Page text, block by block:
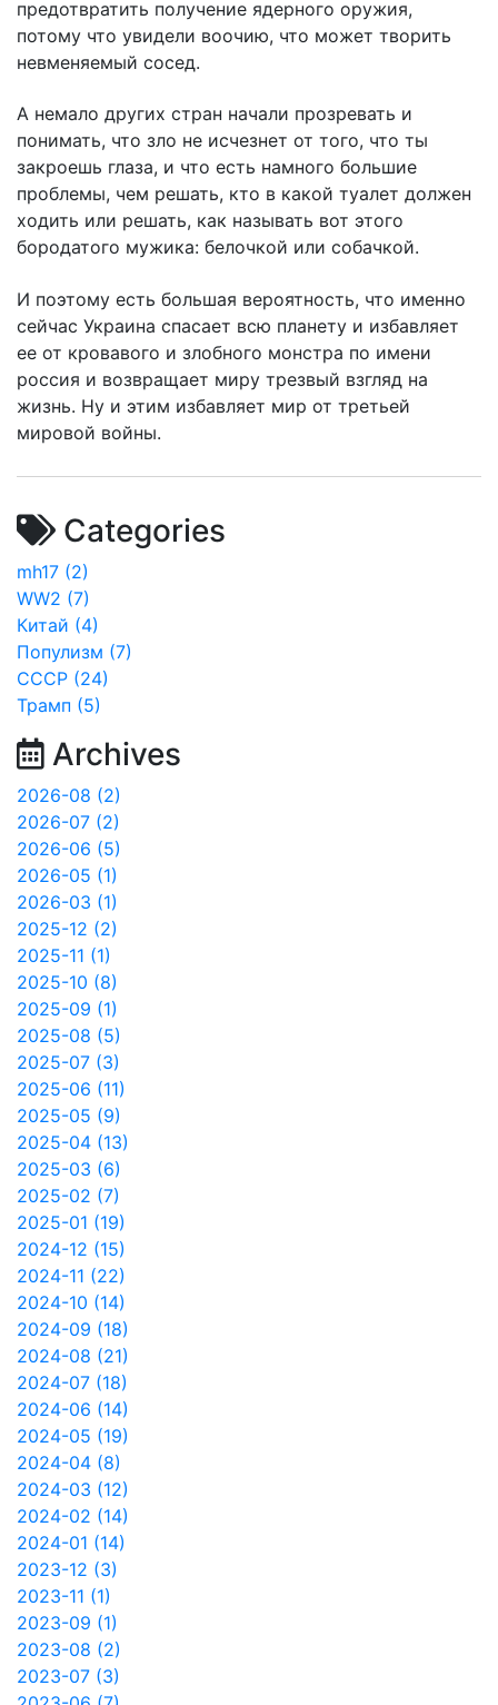
предотвратить получение ядерного оружия,
потому что увидели воочию, что может творить
невменяемый сосед.
А немало других стран начали прозревать и
понимать, что зло не исчезнет от того, что ты
закроешь глаза, и что есть намного большие
проблемы, чем решать, кто в какой туалет должен
ходить или решать, как называть вот этого
бородатого мужика: белочкой или собачкой.
И поэтому есть большая вероятность, что именно
сейчас Украина спасает всю планету и избавляет
ее от кровавого и злобного монстра по имени
россия и возвращает миру трезвый взгляд на
жизнь. Ну и этим избавляет мир от третьей
мировой войны.
Categories
mh17 (2)
WW2 (7)
Китай (4)
Популизм (7)
СССР (24)
Трамп (5)
Archives
2026-08 (2)
2026-07 (2)
2026-06 (5)
2026-05 (1)
2026-03 (1)
2025-12 (2)
2025-11 (1)
2025-10 (8)
2025-09 (1)
2025-08 (5)
2025-07 (3)
2025-06 (11)
2025-05 (9)
2025-04 (13)
2025-03 (6)
2025-02 (7)
2025-01 (19)
2024-12 (15)
2024-11 (22)
2024-10 (14)
2024-09 (18)
2024-08 (21)
2024-07 (18)
2024-06 (14)
2024-05 (19)
2024-04 (8)
2024-03 (12)
2024-02 (14)
2024-01 (14)
2023-12 (3)
2023-11 (1)
2023-09 (1)
2023-08 (2)
2023-07 (3)